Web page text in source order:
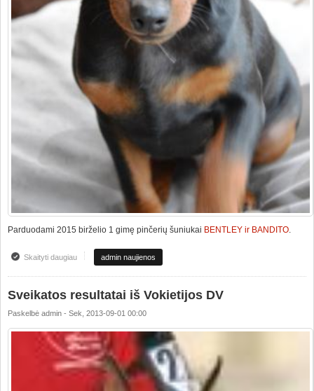
Parduodami 2015 birželio 1 gimę pinčerių šuniukai BENTLEY ir BANDITO
Skaityti daugiauapie Parduodami mini pinčerių šuniukai
admin naujienos
Sveikatos resultatai iš Vokietijos DV
Paskelbė admin - Sek, 2013-09-01 00:00